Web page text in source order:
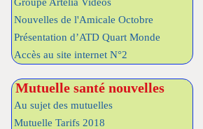
Nouvelles de l'Amicale Octobre
Présentation d’ATD Quart Monde
Accès au site internet N°2
Mutuelle santé nouvelles
Au sujet des mutuelles
Mutuelle Tarifs 2018